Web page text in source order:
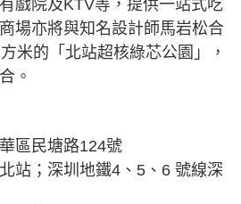
戲院及KTV等，提供一站式吃
場亦將與知名設計師馬岩松合
米的「北站超核綠芯公園」，
。
區民塘路124號
站；深圳地鐵4、5、6 號線深